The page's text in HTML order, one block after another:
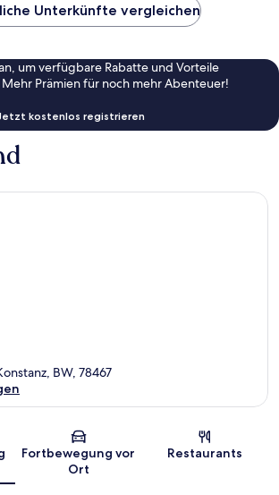
Unterkünfte vergleichen
um verfügbare Rabatte und Vorteile
Prämien für noch mehr Abenteuer!
kostenlos registrieren
Karte
BW, 78467
Fortbewegung vor
Ort
Restaurants